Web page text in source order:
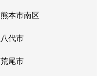
熊本市南区
八代市
荒尾市